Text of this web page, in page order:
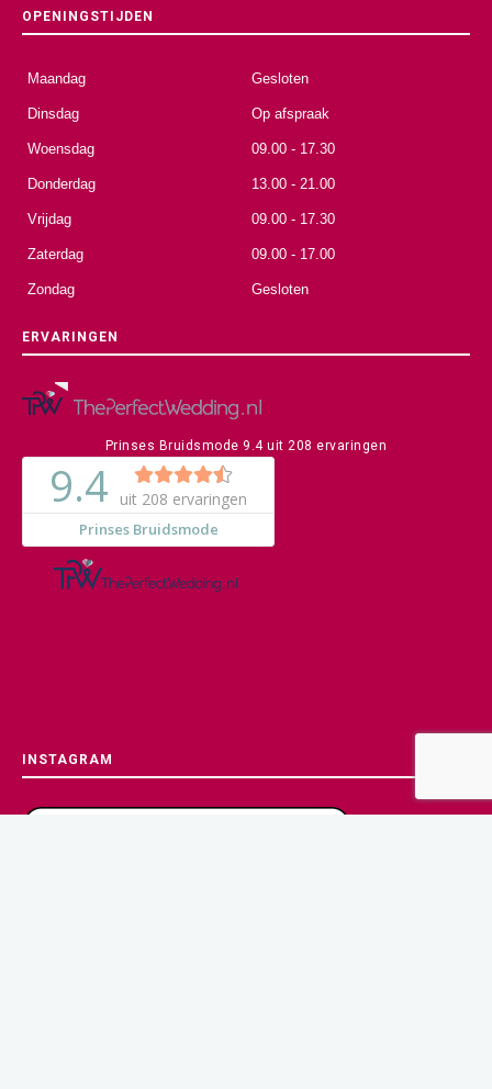
OPENINGSTIJDEN
Maandag Gesloten
Dinsdag Op afspraak
Woensdag 09.00 - 17.30
Donderdag 13.00 - 21.00
Vrijdag 09.00 - 17.30
Zaterdag 09.00 - 17.00
Zondag Gesloten
ERVARINGEN
Prinses Bruidsmode 9.4uit 208 ervaringen
INSTAGRAM